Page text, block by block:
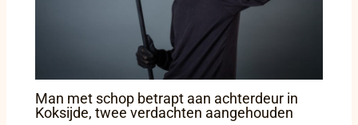
Man met schop betrapt aan achterdeur in
Koksijde, twee verdachten aangehouden